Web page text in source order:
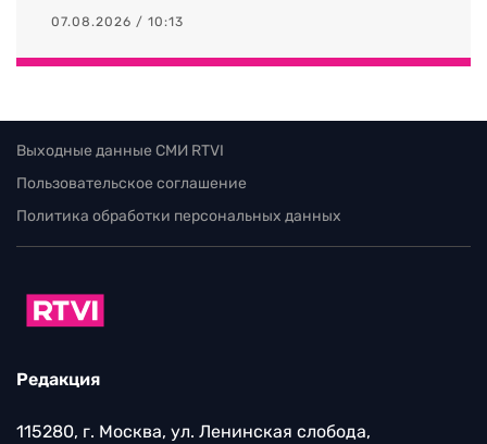
07.08.2026 / 10:13
Выходные данные СМИ RTVI
Пользовательское соглашение
Политика обработки персональных данных
Редакция
115280, г. Москва, ул. Ленинская слобода,